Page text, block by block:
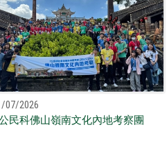
07/2026
民科佛山嶺南文化內地考察團